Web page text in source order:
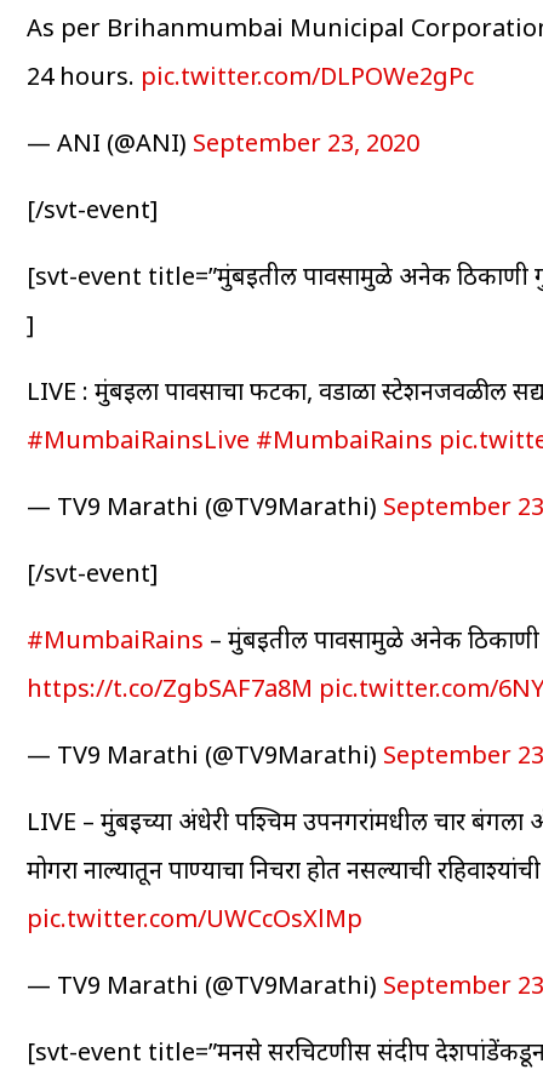
As per Brihanmumbai Municipal
24 hours. pic.twitter.com/DLPOWe2gPc
— ANI (@ANI) September 23, 2020
[/svt-event]
[svt-event title=”मुंबईतील पावसामुळे अनेक ठिकाणी
]
LIVE : मुंबईला पावसाचा फटका, वडाळा स्टेशनजवळील
#MumbaiRainsLive #MumbaiRains
— TV9 Marathi (@TV9Marathi) September
[/svt-event]
#MumbaiRains – मुंबईतील पावसामुळे अनेक ठिकाणी
https://t.co/ZgbSAF7a8M pic.twitter.com/
— TV9 Marathi (@TV9Marathi) September
LIVE – मुंबईच्या अंधेरी पश्चिम उपनगरांमधील चार
मोगरा नाल्यातून पाण्याचा निचरा होत नसल्याची रहिवाश्यांची
pic.twitter.com/UWCcOsXlMp
— TV9 Marathi (@TV9Marathi) September
[svt-event title=”मनसे सरचिटणीस संदीप देशपांडेंकडून